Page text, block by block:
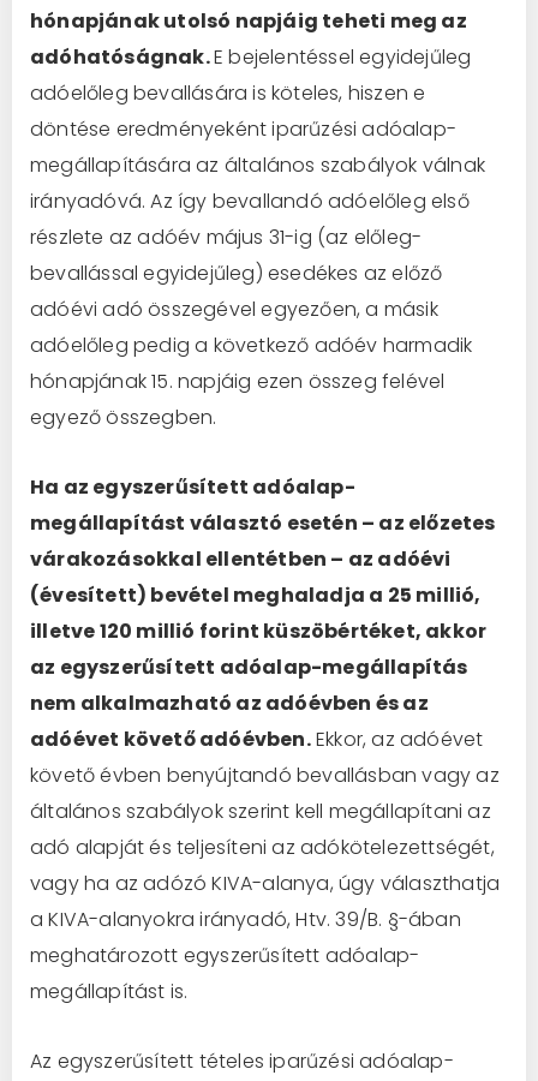
hónapjának utolsó napjáig teheti meg az
adóhatóságnak.E bejelentéssel egyidejűleg
adóelőleg bevallására is köteles, hiszen e
döntése eredményeként iparűzési adóalap-
megállapítására az általános szabályok válnak
irányadóvá. Az így bevallandó adóelőleg első
részlete az adóév május 31-ig (az előleg-
bevallással egyidejűleg) esedékes az előző
adóévi adó összegével egyezően, a másik
adóelőleg pedig a következő adóév harmadik
hónapjának 15. napjáig ezen összeg felével
egyező összegben.
Ha az egyszerűsített adóalap-
megállapítást választó esetén – az előzetes
várakozásokkal ellentétben – az adóévi
(évesített) bevétel meghaladja a 25 millió,
illetve 120 millió forint küszöbértéket, akkor
az egyszerűsített adóalap-megállapítás
nem alkalmazható az adóévben és az
adóévet követő adóévben.Ekkor, az adóévet
követő évben benyújtandó bevallásban vagy az
általános szabályok szerint kell megállapítani az
adó alapját és teljesíteni az adókötelezettségét,
vagy ha az adózó KIVA-alanya, úgy választhatja
a KIVA-alanyokra irányadó, Htv. 39/B. §-ában
meghatározott egyszerűsített adóalap-
megállapítást is.
Az egyszerűsített tételes iparűzési adóalap-